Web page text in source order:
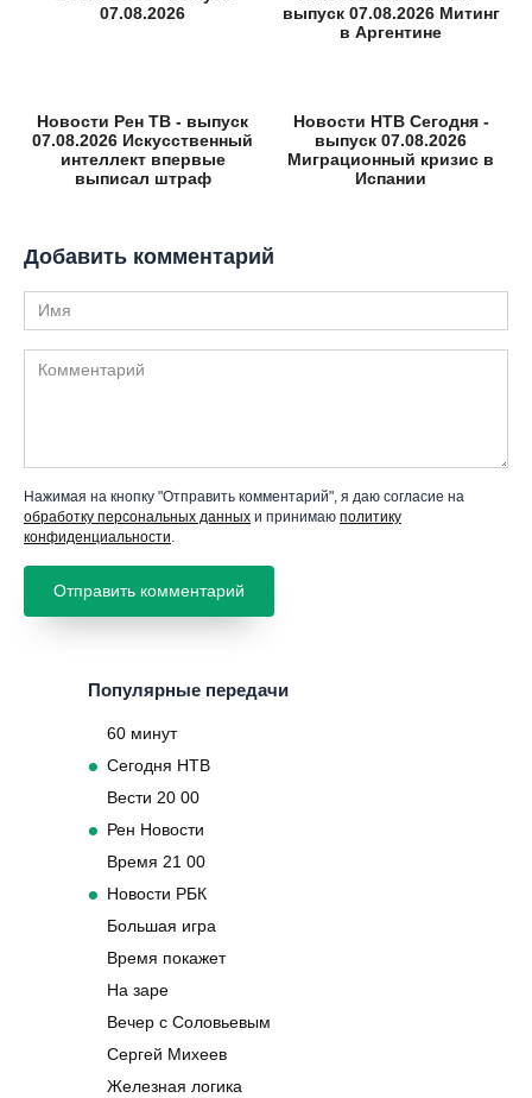
07.08.2026
выпуск 07.08.2026 Митинг
в Аргентине
Новости Рен ТВ - выпуск
07.08.2026 Искусственный
интеллект впервые
выписал штраф
Новости НТВ Сегодня -
выпуск 07.08.2026
Миграционный кризис в
Испании
Добавить комментарий
Имя
Комментарий
Нажимая на кнопку "Отправить комментарий", я даю согласие на
обработку персональных данных и принимаю политику
конфиденциальности.
Популярные передачи
60 минут
Сегодня НТВ
Вести 20 00
Рен Новости
Время 21 00
Новости РБК
Большая игра
Время покажет
На заре
Вечер с Соловьевым
Сергей Михеев
Железная логика